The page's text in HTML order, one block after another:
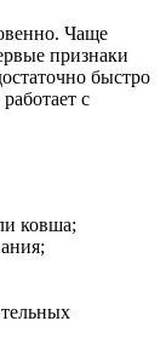
Чаще
признаки
быстро
с
ковша;